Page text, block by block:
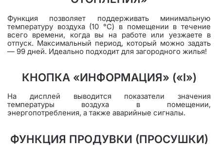
Функция позволяет поддерживать минимальную
температуру воздуха (10 °C) в помещении в течение
всего времени, когда вы на работе или уезжаете в
отпуск. Максимальный период, который можно задать
— 99 дней. Идеально подходит для загородного жилья!
КНОПКА «ИНФОРМАЦИЯ» («I»)
На дисплей выводится показатели значения
температуры воздуха в помещении,
энергопотребления, а также аварийные сигналы.
ФУНКЦИЯ ПРОДУВКИ (ПРОСУШКИ)